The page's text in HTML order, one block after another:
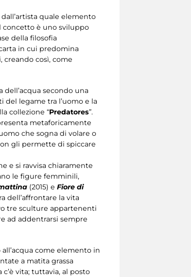
quale elemento
concetto è uno sviluppo
della filosofia
in cui predomina
creando così, come
secondo una
del legame tra l’uomo e la
collezione “Predatores”.
metaforicamente
che sogna di volare o
gli permette di spiccare
e si ravvisa chiaramente
le figure femminili,
(2015) e Fiore di
dell’affrontare la vita
tre sculture appartenenti
ad addentrarsi sempre
come elemento in
a matita grassa
vita; tuttavia, al posto